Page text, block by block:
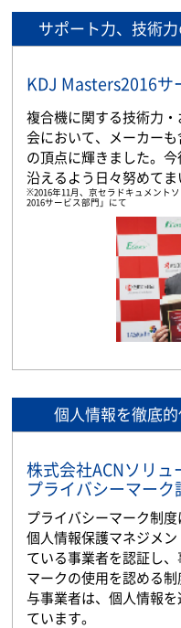
サポート力、技術
KDJ Masters2016
複合機に関する技術力
会において、メーカー
の頂点に輝きました。
沿えるよう日々努めてま
※2016年11月、京セラドキュメント
2016サービス部門」にて
個人情報を徹底
株式会社ACNソリュ
プライバシーマーク
プライバシーマーク制
個人情報保護マネジメ
ている事業者を認証し
マークの使用を認める
与事業者は、個人情報
ています。